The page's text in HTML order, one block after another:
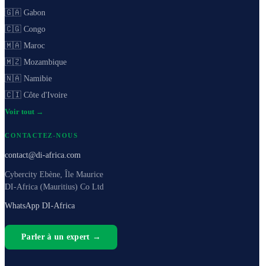
🇬🇦 Gabon
🇨🇬 Congo
🇲🇦 Maroc
🇲🇿 Mozambique
🇳🇦 Namibie
🇨🇮 Côte d'Ivoire
Voir tout →
CONTACTEZ-NOUS
contact@di-africa.com
Cybercity Ebène, Île Maurice
DI-Africa (Mauritius) Co Ltd
WhatsApp DI-Africa
Parler à un expert →